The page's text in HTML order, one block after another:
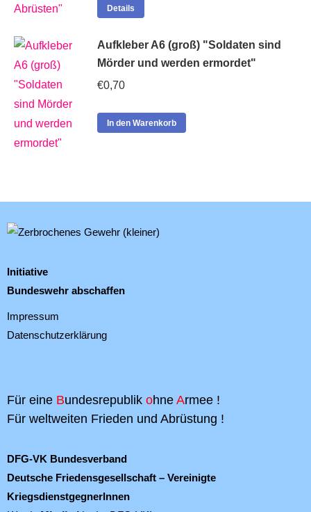
Details
Aufkleber A6 (groß) "Soldaten sind
Mörder und werden ermordet"
€0,70
In den Warenkorb
Initiative
Bundeswehr abschaffen
Impressum
Datenschutzerklärung
Für eine Bundesrepublik ohne Armee !
Für weltweiten Frieden und Abrüstung !
DFG-VK Bundesverband
Deutsche Friedensgesellschaft – Vereinigte
KriegsdienstgegnerInnen